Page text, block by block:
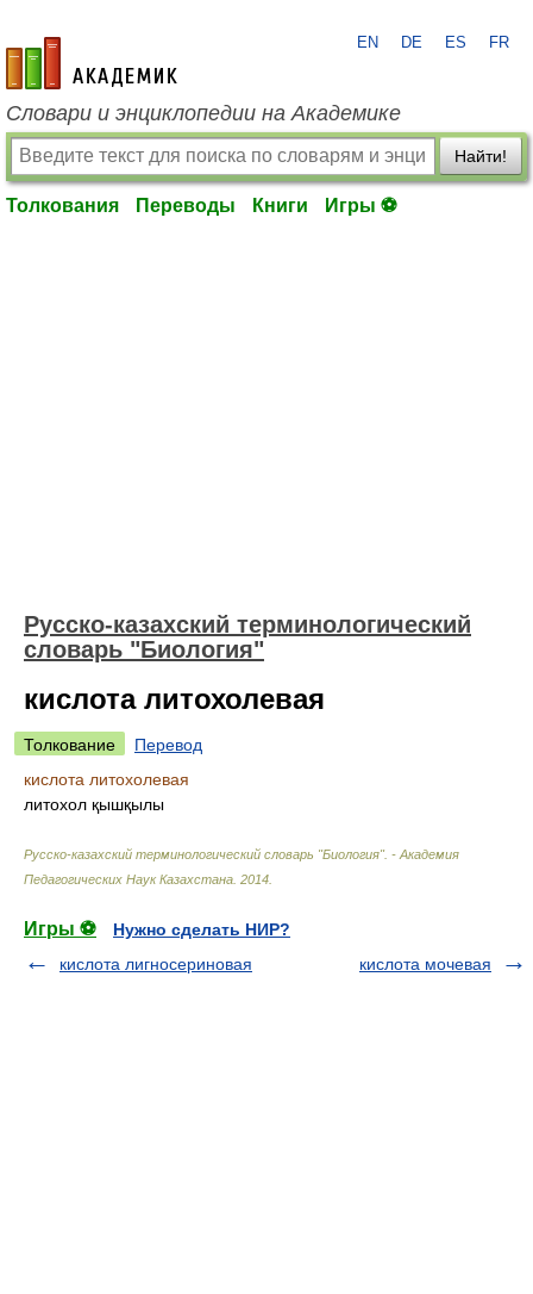
academic.ru
EN DE ES FR
Словари и энциклопедии на Академике
Найти!
Толкования Переводы Книги Игры ⚽
Русско-казахский терминологический
словарь "Биология"
кислота литохолевая
Толкование
Перевод
кислота литохолевая
литохол қышқылы
Русско-казахский терминологический словарь "Биология". - Академия
Педагогических Наук Казахстана 2014
Игры ⚽
Нужно сделать НИР?
кислота лигносериновая
кислота мочевая